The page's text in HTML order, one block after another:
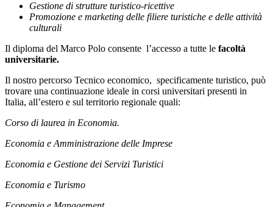
Gestione di strutture turistico-ricettive
Promozione e marketing delle filiere turistiche e delle attività
culturali
Il diploma del Marco Polo consente l’accesso a tutte le facoltà
universitarie.
Il nostro percorso Tecnico economico, specificamente turistico, può
trovare una continuazione ideale in corsi universitari presenti in
Italia, all’estero e sul territorio regionale quali:
Corso di laurea in Economia.
Economia e Amministrazione delle Imprese
Economia e Gestione dei Servizi Turistici
Economia e Turismo